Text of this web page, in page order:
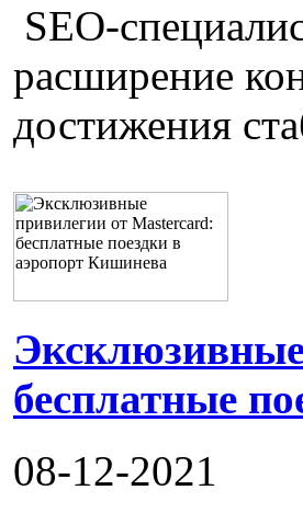
SEO-
расширение
достижения
бесплатные
08-12-2021